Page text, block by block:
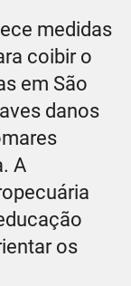
medidas
coibir o
em São
danos
A
os